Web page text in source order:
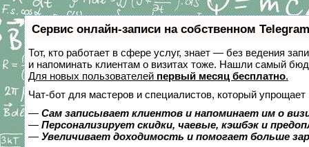
Сервис онлайн-записи на собственном
Тот, кто работает в сфере услуг, знает — без ведения
и напоминать клиентам о визитах тоже. Нашли самый
Для новых пользователей первый месяц бесплатно.
Чат-бот для мастеров и специалистов, который упрощает
— Сам записывает клиентов и напоминает им о
— Персонализирует скидки, чаевые, кэшбэк и
— Увеличивает доходимость и помогает больше